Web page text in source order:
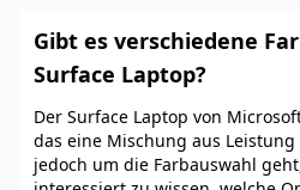
Gibt es verschiedene
Surface Laptop?
Der Surface Laptop von
das eine Mischung aus
jedoch um die Farbauswahl